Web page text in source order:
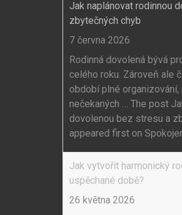
Jak naplánovat rodinnou
zbytečných chyb
7 června 2026
Rodinná dovolená bývá
celého roku. Zároveň ale
období plné organizování,
nečekaných … The post
dovolenou bez stresu a
appeared first on
Jak vytvořit harmonický
uspěchané době?
26 května 2026